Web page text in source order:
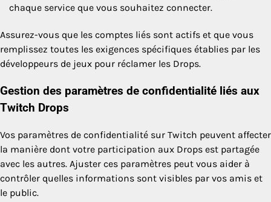
chaque service que vous souhaitez connecter.
Assurez-vous que les comptes liés sont actifs et que vous
remplissez toutes les exigences spécifiques établies par les
développeurs de jeux pour réclamer les Drops.
Gestion des paramètres de confidentialité liés aux
Twitch Drops
Vos paramètres de confidentialité sur Twitch peuvent affecter
la manière dont votre participation aux Drops est partagée
avec les autres. Ajuster ces paramètres peut vous aider à
contrôler quelles informations sont visibles par vos amis et
le public.